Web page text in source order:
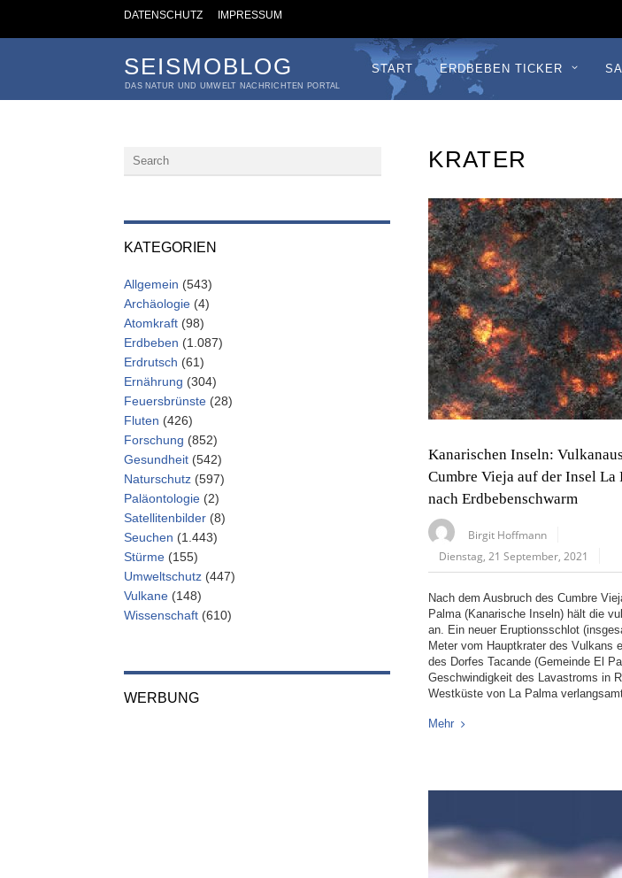
DATENSCHUTZ IMPRESSUM
SEISMOBLOG
DAS NATUR UND UMWELT NACHRICHTEN PORTAL
START ERDBEBEN TICKER
KRATER
Kanarischen Inseln:
Cumbre Vieja auf der Insel La
nach Erdbebenschwarm
Birgit Hoffmann
Dienstag, 21 September, 2021
Nach dem Ausbruch des Cumbre
Palma (Kanarische Inseln) hält die
an. Ein neuer Eruptionsschlot
Meter vom Hauptkrater des Vulkans
des Dorfes Tacande (Gemeinde El
Geschwindigkeit des Lavastroms in
Westküste von La Palma
Mehr
KATEGORIEN
Allgemein (543)
Archäologie (4)
Atomkraft (98)
Erdbeben (1.087)
Erdrutsch (61)
Ernährung (304)
Feuersbrünste (28)
Fluten (426)
Forschung (852)
Gesundheit (542)
Naturschutz (597)
Paläontologie (2)
Satellitenbilder (8)
Seuchen (1.443)
Stürme (155)
Umweltschutz (447)
Vulkane (148)
Wissenschaft (610)
WERBUNG